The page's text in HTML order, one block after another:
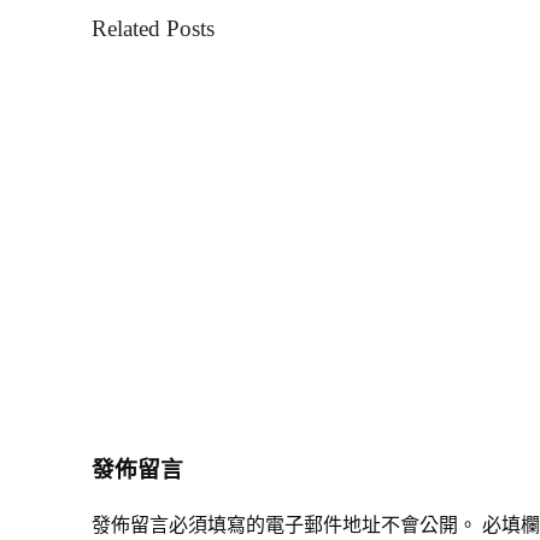
Related Posts
發佈留言
發佈留言必須填寫的電子郵件地址不會公開。 必填